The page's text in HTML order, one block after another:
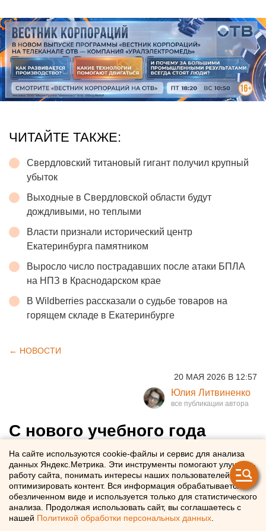
ЧИТАЙТЕ ТАКЖЕ:
Свердловский титановый гигант получил крупный
убыток
Выходные в Свердловской области будут
дождливыми, но теплыми
Власти признали исторический центр
Екатеринбурга памятником
Выросло число пострадавших после атаки БПЛА
на НПЗ в Краснодарском крае
В Wildberries рассказали о судьбе товаров на
горящем складе в Екатеринбурге
← НОВОСТИ
20 МАЯ 2026 В 12:57
Юлия Литвиненко
С нового учебного года
школьникам будут
преподавать искусственный
интеллект
С 1 сентября российским школьникам начнут
На сайте используются cookie-файлы и сервис для анализа
данных Яндекс.Метрика. Эти инструменты помогают улучшать
работу сайта, понимать интересы наших пользователей и
оптимизировать контент. Вся информация обрабатывается в
обезличенном виде и используется только для статистического
анализа. Продолжая использовать сайт, вы соглашаетесь с
нашей Политикой обработки персональных данных